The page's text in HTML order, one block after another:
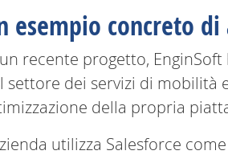
esempio concreto
recente progetto,
settore dei servizi di mobilità
della propria
utilizza Salesforce